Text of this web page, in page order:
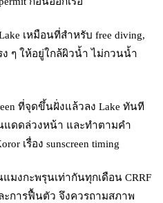
เหมือนที่สำหรับ free diving,
ง ๆ ให้อยู่ใกล้ผิวน้ำ ไม่กวนน้ำ
ที่จุดขึ้นฝั่งแล้วลง Lake ทันที
แดดล่วงหน้า และทำตามคำ
เรื่อง sunscreen timing
งกะพรุนเท่ากันทุกเดือน CRRF
การฟื้นตัว จึงควรถามสภาพ